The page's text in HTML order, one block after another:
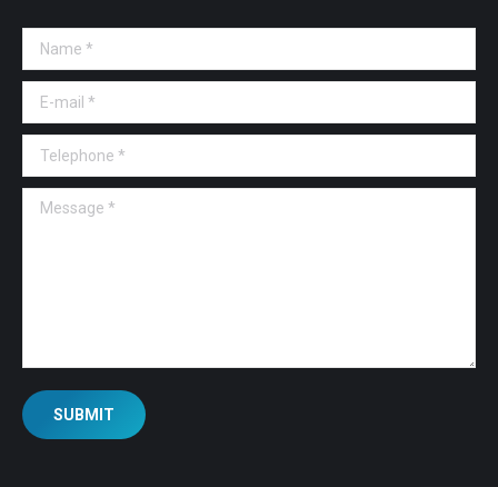
Name *
E-mail *
Telephone *
Message *
SUBMIT